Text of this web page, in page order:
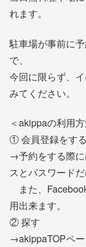
れます。
駐車場が事前に
で、
今回に限らず、
みてください。
＜akippaの利用方
① 会員登録をする
→予約をする際
スとパスワード
また、
用出来ます。
② 探す
→akippaTOPペ